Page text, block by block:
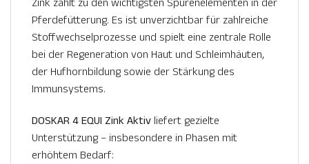
Pferdefütterung. Es ist unverzichtbar für zahlreiche
Stoffwechselprozesse und spielt eine zentrale Rolle
bei der Regeneration von Haut und Schleimhäuten,
der Hufhornbildung sowie der Stärkung des
Immunsystems.
DOSKAR 4 EQUI Zink Aktiv liefert gezielte
Unterstützung – insbesondere in Phasen mit
erhöhtem Bedarf: